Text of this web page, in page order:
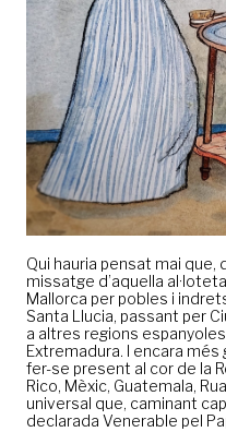
Qui hauria pensat mai
missatge d’aquella
Mallorca per pobles i
Santa Llucia, passant per
a altres regions
Extremadura. I encara
fer-se present al cor de la
Rico, Mèxic, Guatemala,
universal que, caminant
declarada Venerable pel